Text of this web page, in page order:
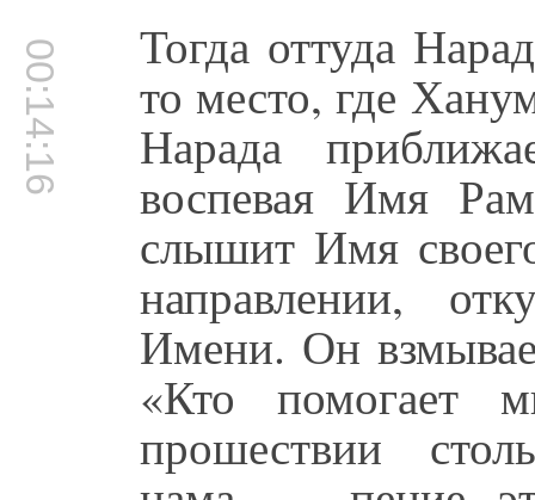
00:14:16 Тогда оттуда
то место, где
Нарада
воспевая Имя
слышит Имя
направлении,
Имени. Он
«Кто помогает
прошествии